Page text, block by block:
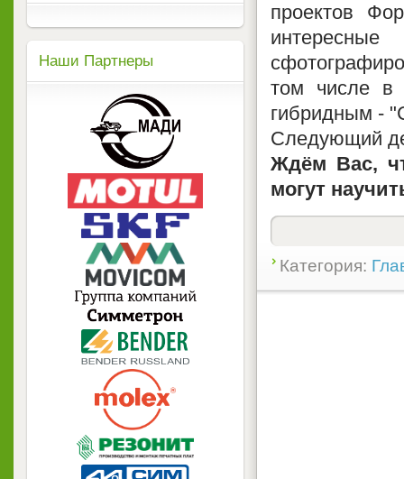
проектов
том числе в
гибридным -
Следующий
Ждём Вас,
могут
Категория:
Наши Партнеры